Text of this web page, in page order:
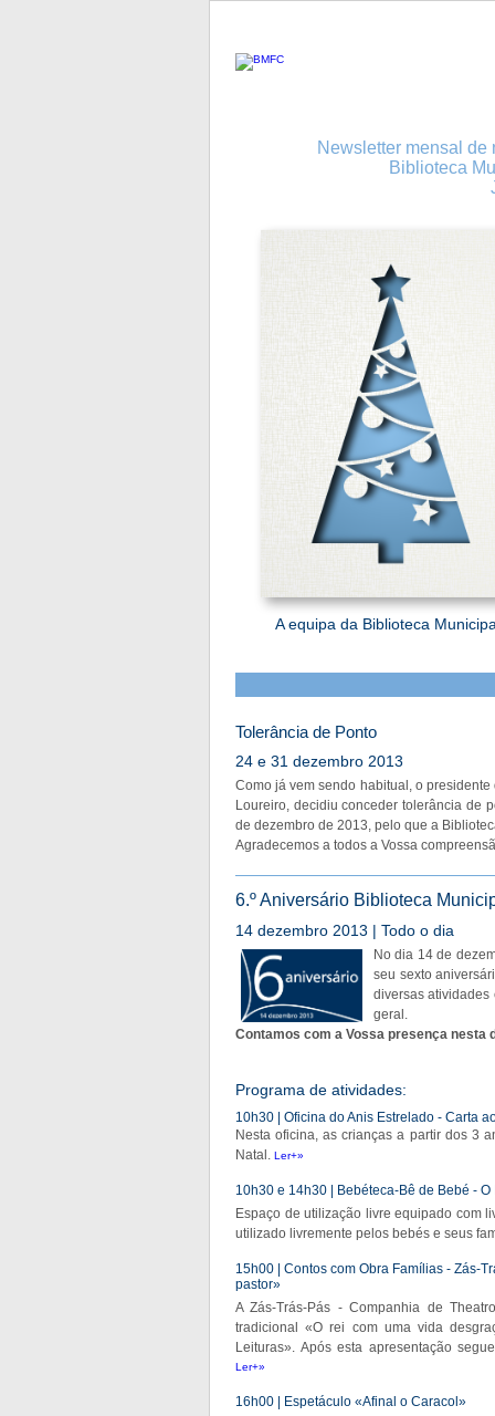
Newsletter mensal
Biblioteca
A equipa da Biblioteca
Tolerância de Ponto
24 e 31 dezembro 2013
Como já vem sendo habitual, o
Loureiro, decidiu conceder tolerância de
de dezembro de 2013, pelo que a
Agradecemos a todos a Vossa
6.º Aniversário Biblioteca
14 dezembro 2013 | Todo o dia
No dia 14 de
seu sexto
diversas atividades
geral.
Contamos com a Vossa presença nesta
Programa de atividades:
10h30 | Oficina do Anis Estrelado - Carta
Nesta oficina, as crianças a partir dos 3
Natal. Ler+»
10h30 e 14h30 | Bebéteca-Bê de Bebé - O
Espaço de utilização livre equipado com
utilizado livremente pelos bebés e seus
15h00 | Contos com Obra Famílias - Zás-
pastor»
A Zás-Trás-Pás - Companhia de
tradicional «O rei com uma vida
Leituras». Após esta apresentação
Ler+»
16h00 | Espetáculo «Afinal o Caracol»